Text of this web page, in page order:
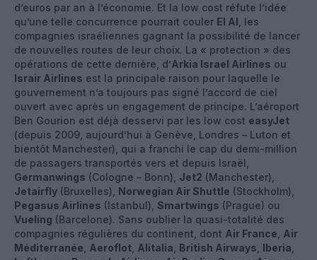
d’euros par an à l’économie. Et la low cost réfute l’idée
qu’une telle concurrence pourrait couler El Al , les
compagnies israéliennes gagnant la possibilité de lancer
de nouvelles routes de leur choix. La « protection » des
opérations de cette dernière, d’Arkia Israel Airlines ou
Israir Airlines est la principale raison pour laquelle le
gouvernement n’a toujours pas signé l’accord de ciel
ouvert avec après un engagement de principe. L’aéroport
Ben Gourion est déjà desservi par les low cost easyJet
(depuis 2009, aujourd’hui à Genève, Londres – Luton et
bientôt Manchester), qui a franchi le cap du demi-million
de passagers transportés vers et depuis Israël,
Germanwings (Cologne – Bonn), Jet2 (Manchester),
Jetairfly (Bruxelles), Norwegian Air Shuttle (Stockholm),
Pegasus Airlines (Istanbul), Smartwings (Prague) ou
Vueling (Barcelone). Sans oublier la quasi-totalité des
compagnies régulières du continent, dont Air France Air
Méditerranée Aeroflot Alitalia British Airways Iberia